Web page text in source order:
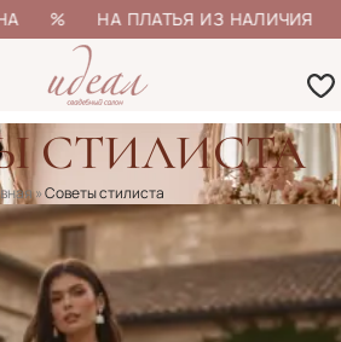
% НА ПЛАТЬЯ ИЗ НАЛИЧИЯ
СТИЛИСТА
»Советы стилиста